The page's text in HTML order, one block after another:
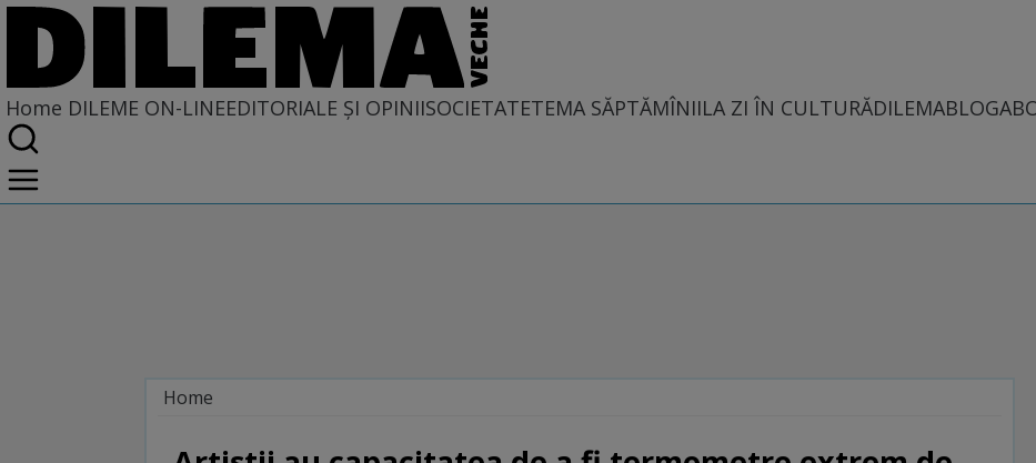
Home DILEME ON-LINEEDITORIALE ȘI OPINIISOCIETATETEMA SĂPTĂMÎNIILA ZI ÎN CULTURĂDILEMABLOG
Home